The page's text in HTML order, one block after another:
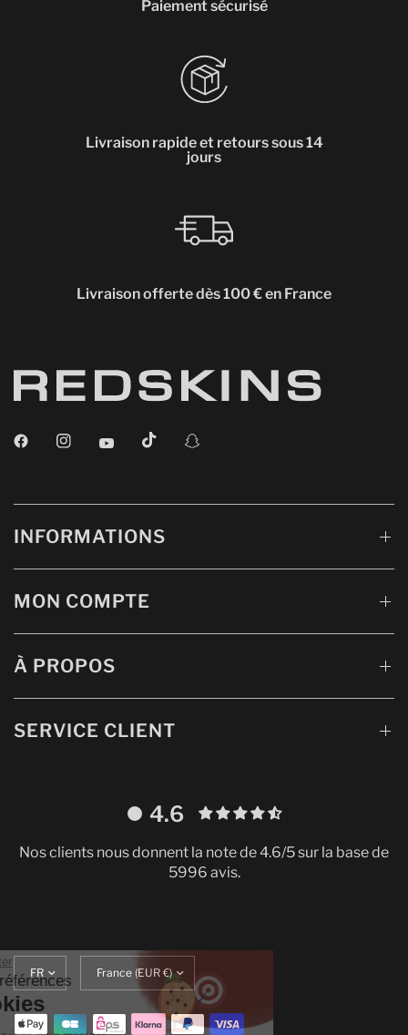
Paiement sécurisé
Livraison rapide et retours sous 14
jours
Livraison offerte dès 100 € en France
INFORMATIONS
MON COMPTE
À PROPOS
SERVICE CLIENT
4.6
Nos clients nous donnent la note de 4.6/5 sur la base de
5996 avis.
à
jour
la
fr.localization.update_currency
Continuer sans accepter
Gestion de vos préférences
sur les Cookies